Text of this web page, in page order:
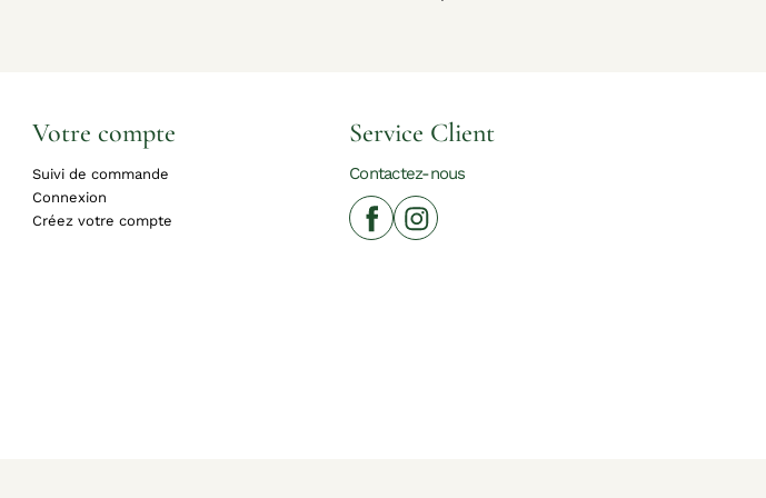
Votre compte
Suivi de commande
Connexion
Créez votre compte
Service Client
Contactez-nous